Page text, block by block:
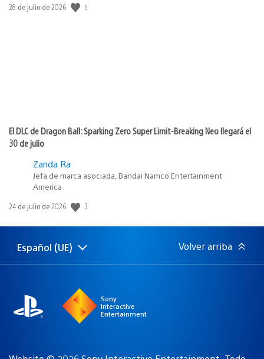
Fecha
28 de julio de 2026 5
El DLC de Dragon Ball: Sparking Zero Super Limit-Breaking Neo llegará el
30 de julio
Zanda Ra
Jefa de marca asociada, Bandai Namco Entertainment
America
Fecha
publicación:
24 de julio de 2026 3
Selecciona
Región
Español (UE) Volver arriba
Sony
Interactive
Entertainment